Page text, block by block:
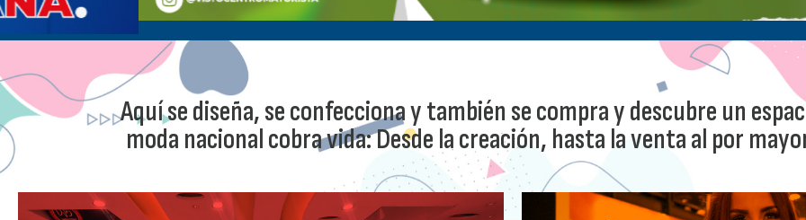
Aquí se diseña, se confecciona y también se compra y descubre un
moda nacional cobra vida: Desde la creación, hasta la venta al por